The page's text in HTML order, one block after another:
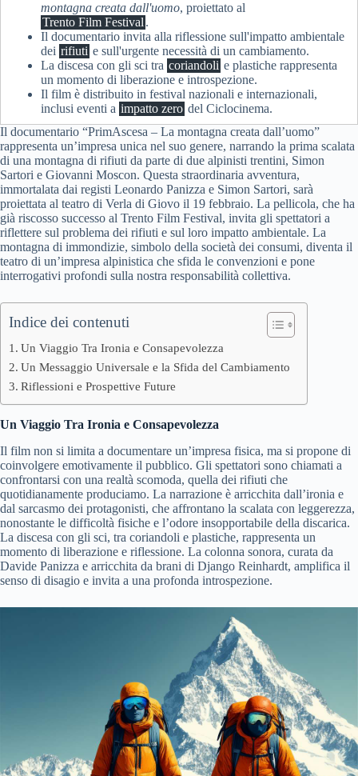
montagna creata dall'uomo, proiettato al
Trento Film Festival .
Il documentario invita alla riflessione sull'impatto ambientale
dei rifiuti e sull'urgente necessità di un cambiamento.
La discesa con gli sci tra coriandoli e plastiche rappresenta
un momento di liberazione e introspezione.
Il film è distribuito in festival nazionali e internazionali,
inclusi eventi a impatto zero del Ciclocinema.
Il documentario “PrimAscesa – La montagna creata dall’uomo”
rappresenta un’impresa unica nel suo genere, narrando la prima scalata
di una montagna di rifiuti da parte di due alpinisti trentini, Simon
Sartori e Giovanni Moscon. Questa straordinaria avventura,
immortalata dai registi Leonardo Panizza e Simon Sartori, sarà
proiettata al teatro di Verla di Giovo il 19 febbraio. La pellicola, che ha
già riscosso successo al Trento Film Festival, invita gli spettatori a
riflettere sul problema dei rifiuti e sul loro impatto ambientale. La
montagna di immondizie, simbolo della società dei consumi, diventa il
teatro di un’impresa alpinistica che sfida le convenzioni e pone
interrogativi profondi sulla nostra responsabilità collettiva.
Indice dei contenuti
Un Viaggio Tra Ironia e Consapevolezza
Un Messaggio Universale e la Sfida del Cambiamento
Riflessioni e Prospettive Future
Un Viaggio Tra Ironia e Consapevolezza
Il film non si limita a documentare un’impresa fisica, ma si propone di
coinvolgere emotivamente il pubblico. Gli spettatori sono chiamati a
confrontarsi con una realtà scomoda, quella dei rifiuti che
quotidianamente produciamo. La narrazione è arricchita dall’ironia e
dal sarcasmo dei protagonisti, che affrontano la scalata con leggerezza,
nonostante le difficoltà fisiche e l’odore insopportabile della discarica.
La discesa con gli sci, tra coriandoli e plastiche, rappresenta un
momento di liberazione e riflessione. La colonna sonora, curata da
Davide Panizza e arricchita da brani di Django Reinhardt, amplifica il
senso di disagio e invita a una profonda introspezione.